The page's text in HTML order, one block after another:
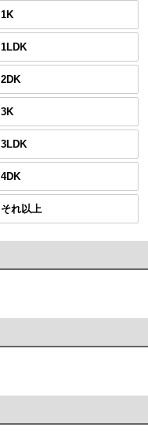
1K
1LDK
2DK
3K
3LDK
4DK
それ以上